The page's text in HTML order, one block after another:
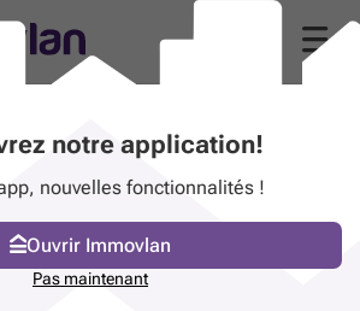
notre application!
nouvelles fonctionnalités !
Ouvrir Immovlan
Pas maintenant